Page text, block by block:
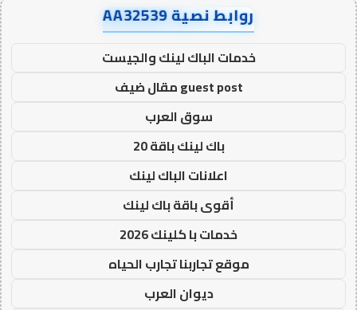
روابط نصية AA32539
خدمات الباك لينك والجيست
guest post مقال ضيف
سوق العرب
باك لينك باقة 20
اعلانات الباك لينك
أقوى باقة باك لينك
خدمات با كلينك 2026
موقع تجاربنا تجارب الحياه
ديوان العرب